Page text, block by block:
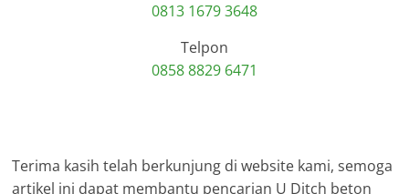
0813 1679 3648
Telpon
0858 8829 6471
Terima kasih telah berkunjung di website kami, semoga
artikel ini dapat membantu pencarian U Ditch beton